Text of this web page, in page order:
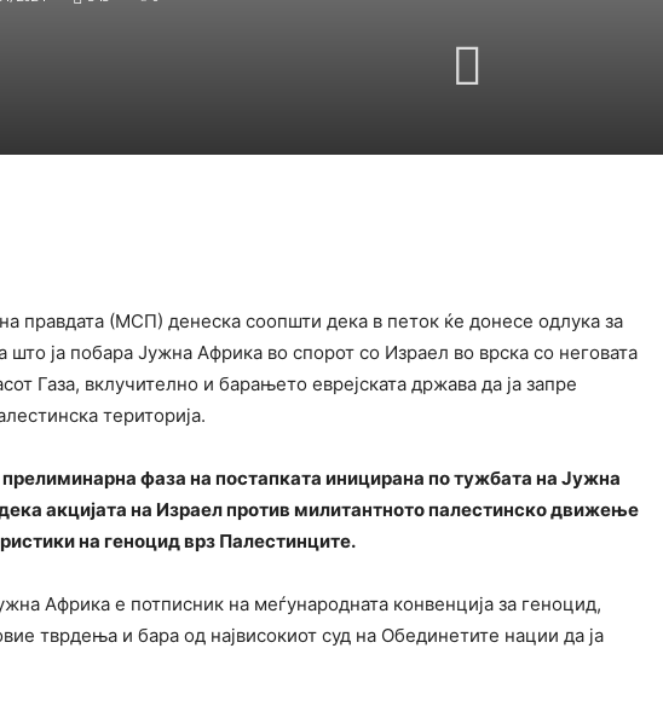
правдата (МСП) денеска соопшти дека в петок ќе донесе одлука за
ја побара Јужна Африка во спорот со Израел во врска со неговата
Газа, вклучително и барањето еврејската држава да ја запре
територија.
фаза на постапката иницирана по тужбата на Јужна
акцијата на Израел против милитантното палестинско движење
на геноцид врз Палестинците.
Африка е потписник на меѓународната конвенција за геноцид,
тврдења и бара од највисокиот суд на Обединетите нации да ја